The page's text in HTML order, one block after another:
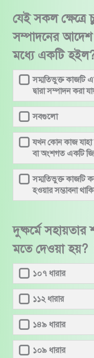
যেই সকল ক্ষেত্রে
সম্পাদনের আদেশ
মধ্যে একটি
সম্মতিভুক্ত কাজটি
দ্বারা সম্পাদন করা
সবগুলো
যখন কোন কাজ যাহা
বা অংশগত একটি
সম্মতিভুক্ত কাজটি
হওয়ার সম্ভাবনা
দুষ্কর্মে সহায়তার
মতে দেওয়া হয়?
১০৭ ধারার
১১২ ধারার
১৪৯ ধারার
১০৯ ধারার